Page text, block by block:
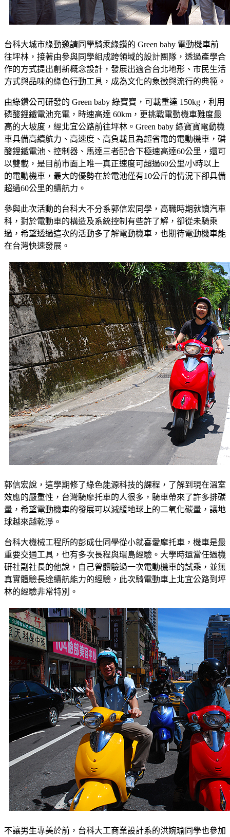
台科大城市綠動邀請同學騎乘綠鑽的 Green baby 電動機車前
往坪林，接著由參與同學組成跨領域的設計團隊，透過產學合
作的方式提出創新概念設計，發展出適合台北地形、市民生活
方式與品味的綠色行動工具，成為文化的象徵與流行的典範。
由綠鑽公司研發的 Green baby 綠寶寶，可載重達 150kg，利用
磷酸鋰鐵電池充電，時速高達 60km，更挑戰電動機車難度最
高的大坡度，經北宜公路前往坪林。Green baby 綠寶寶電動機
車具備高續航力、高速度、高負載且為超省電的電動機車，磷
酸鋰鐵電池、控制器、馬達三者配合下極速高達60公里，還可
以雙載，是目前市面上唯一真正速度可超過60公里/小時以上
的電動機車，最大的優勢在於電池僅有10公斤的情況下卻具備
超過60公里的續航力。
參與此次活動的台科大不分系郭信宏同學，高職時期就讀汽車
科，對於電動車的構造及系統控制有些許了解，卻從未騎乘
過，希望透過這次的活動多了解電動機車，也期待電動機車能
在台灣快速發展。
郭信宏說，這學期修了綠色能源科技的課程，了解到現在溫室
效應的嚴重性，台灣騎摩托車的人很多，騎車帶來了許多排碳
量，希望電動機車的發展可以減緩地球上的二氧化碳量，讓地
球越來越乾淨。
台科大機械工程所的彭成仕同學從小就喜愛摩托車，機車是最
重要交通工具，也有多次長程與環島經驗。大學時還當任過機
研社副社長的他說，自己曾體驗過一次電動機車的試乘，並無
真實體驗長途續航能力的經驗，此次騎電動車上北宜公路到坪
林的經驗非常特別。
不讓男生專美於前，台科大工商業設計系的洪婉瑜同學也參加